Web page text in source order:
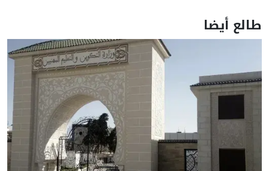
طالع أيضا